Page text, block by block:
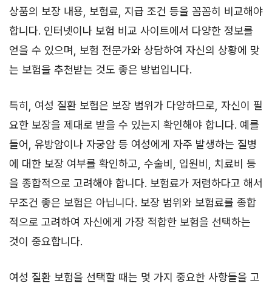
상품의 보장 내용, 보험료, 지급 조건 등을 꼼꼼히 비교해야
합니다. 인터넷이나 보험 비교 사이트에서 다양한 정보를
얻을 수 있으며, 보험 전문가와 상담하여 자신의 상황에 맞
는 보험을 추천받는 것도 좋은 방법입니다.
특히, 여성 질환 보험은 보장 범위가 다양하므로, 자신이 필
요한 보장을 제대로 받을 수 있는지 확인해야 합니다. 예를
들어, 유방암이나 자궁암 등 여성에게 자주 발생하는 질병
에 대한 보장 여부를 확인하고, 수술비, 입원비, 치료비 등
을 종합적으로 고려해야 합니다. 보험료가 저렴하다고 해서
무조건 좋은 보험은 아닙니다. 보장 범위와 보험료를 종합
적으로 고려하여 자신에게 가장 적합한 보험을 선택하는
것이 중요합니다.
여성 질환 보험을 선택할 때는 몇 가지 중요한 사항들을 고